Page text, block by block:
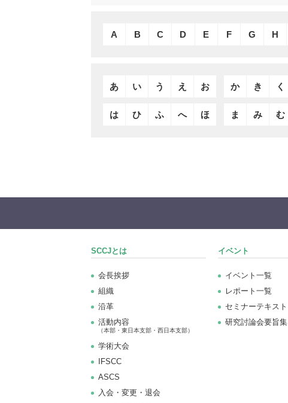
A B C D E F G H
あ い う え お か き く
は ひ ふ へ ほ ま み む
SCCJとは
会長挨拶
組織
沿革
活動内容
（本部・東日本支部・西日本支部）
学術大会
IFSCC
ASCS
⼊会・変更・退会
イベント
イベント一覧
レポート一覧
セミナーテキスト
研究討論会要旨集